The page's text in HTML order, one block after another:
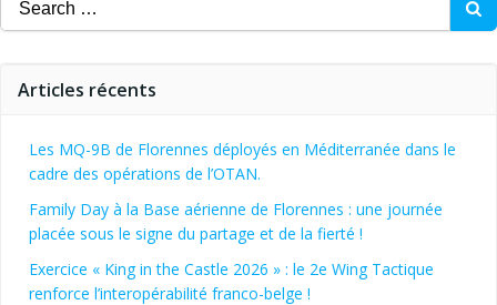
for:
Articles récents
Les MQ-9B de Florennes déployés en Méditerranée dans le
cadre des opérations de l’OTAN.
Family Day à la Base aérienne de Florennes : une journée
placée sous le signe du partage et de la fierté !
Exercice « King in the Castle 2026 » : le 2e Wing Tactique
renforce l’interopérabilité franco-belge !